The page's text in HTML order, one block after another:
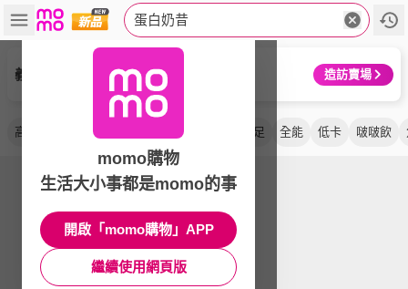
蛋白奶昔
義美生醫 造訪賣場
高蛋白 輕蛋白 飽足 全能 低卡 啵啵飲
momo購物
生活大小事都是momo的事
開啟「momo購物」APP
繼續使用網頁版